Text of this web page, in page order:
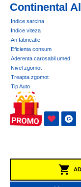
Continental
Indice sarcina
Indice viteza
An fabricatie
Eficienta consum
Aderenta carosabil umed
Nivel zgomot
Treapta zgomot
Tip Auto